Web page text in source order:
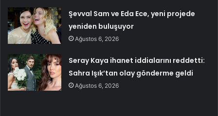
Şevval Sam ve Eda Ece, yeni projede
yeniden buluşuyor
Ağustos 6, 2026
Seray Kaya ihanet iddialarını reddetti:
Sahra Işık’tan olay gönderme geldi
Ağustos 6, 2026